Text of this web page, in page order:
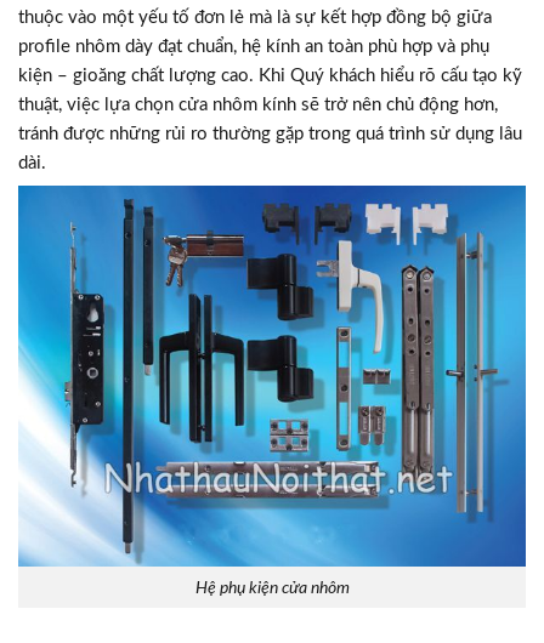
thuộc vào một yếu tố đơn lẻ mà là sự kết hợp đồng bộ giữa
profile nhôm dày đạt chuẩn, hệ kính an toàn phù hợp và phụ
kiện – gioăng chất lượng cao. Khi Quý khách hiểu rõ cấu tạo kỹ
thuật, việc lựa chọn cửa nhôm kính sẽ trở nên chủ động hơn,
tránh được những rủi ro thường gặp trong quá trình sử dụng lâu
dài.
Hệ phụ kiện cửa nhôm